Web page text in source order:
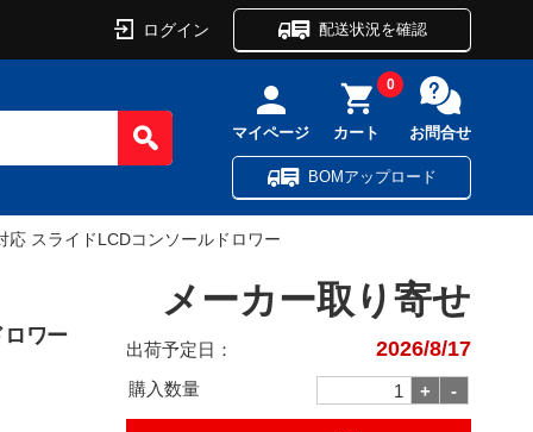
ログイン 配送状況を確認
マイページ カート
0
お問合せ
BOMアップロード
応 スライドLCDコンソールドロワー
ワー
メーカー取り寄せ
出荷予定日： 2026/8/17
購入数量